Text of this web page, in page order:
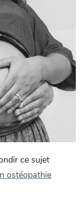
ce sujet
ostéopathie